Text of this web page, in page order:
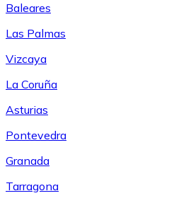
Baleares
Las Palmas
Vizcaya
La Coruña
Asturias
Pontevedra
Granada
Tarragona